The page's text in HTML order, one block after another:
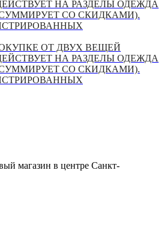
НА РАЗДЕЛЫ ОДЕЖДА
СО СКИДКАМИ).
ОТ ДВУХ ВЕЩЕЙ
НА РАЗДЕЛЫ ОДЕЖДА
СО СКИДКАМИ).
магазин в центре Санкт-